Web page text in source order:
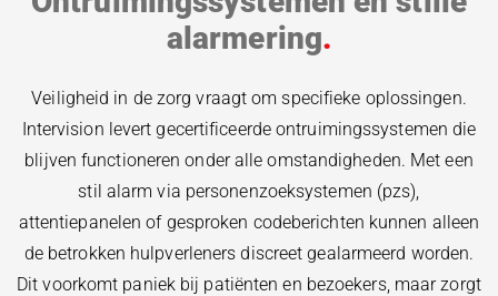
alarmering
Veiligheid in de zorg vraagt om specifieke oplossingen.
Intervision levert gecertificeerde ontruimingssystemen die
blijven functioneren onder alle omstandigheden. Met een
stil alarm via personenzoeksystemen (pzs),
attentiepanelen of gesproken codeberichten kunnen alleen
de betrokken hulpverleners discreet gealarmeerd worden.
Dit voorkomt paniek bij patiënten en bezoekers, maar zorgt